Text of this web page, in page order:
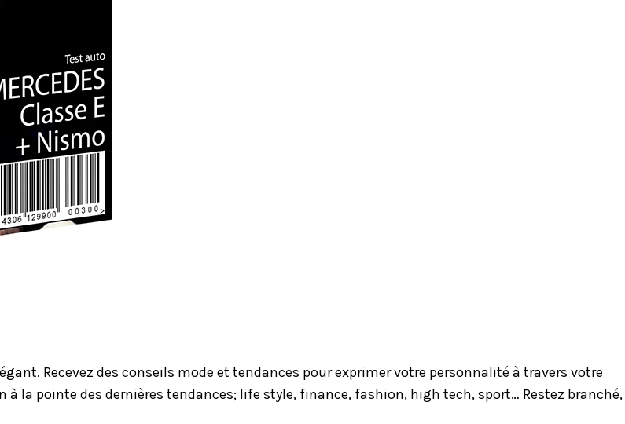
Recevez des conseils mode et tendances pour exprimer votre personnalité à travers votre
la pointe des dernières tendances; life style, finance, fashion, high tech, sport… Restez branché,